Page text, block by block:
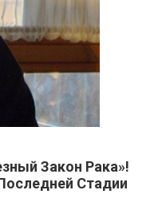
Закон Рака»!
Стадии